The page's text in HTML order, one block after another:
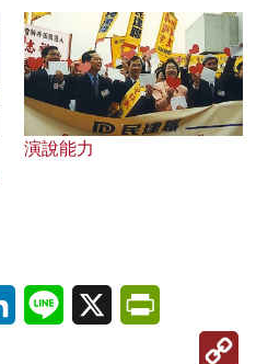
演說能力
LinkedInLine X